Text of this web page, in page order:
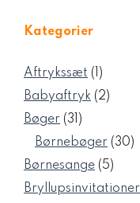
Kategorier
Aftrykssæt
1
vare
Babyaftryk 22
Bøger 31 31
Børnebøger 3030
Børnesange 55
varer
Bryllupsinvitationer